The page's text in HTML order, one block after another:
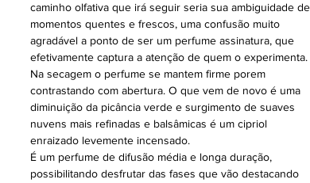
caminho olfativa que irá seguir seria sua ambiguidade de
momentos quentes e frescos, uma confusão muito
agradável a ponto de ser um perfume assinatura, que
efetivamente captura a atenção de quem o experimenta.
Na secagem o perfume se mantem firme porem
contrastando com abertura. O que vem de novo é uma
diminuição da picância verde e surgimento de suaves
nuvens mais refinadas e balsâmicas é um cipriol
enraizado levemente incensado.
É um perfume de difusão média e longa duração,
possibilitando desfrutar das fases que vão destacando